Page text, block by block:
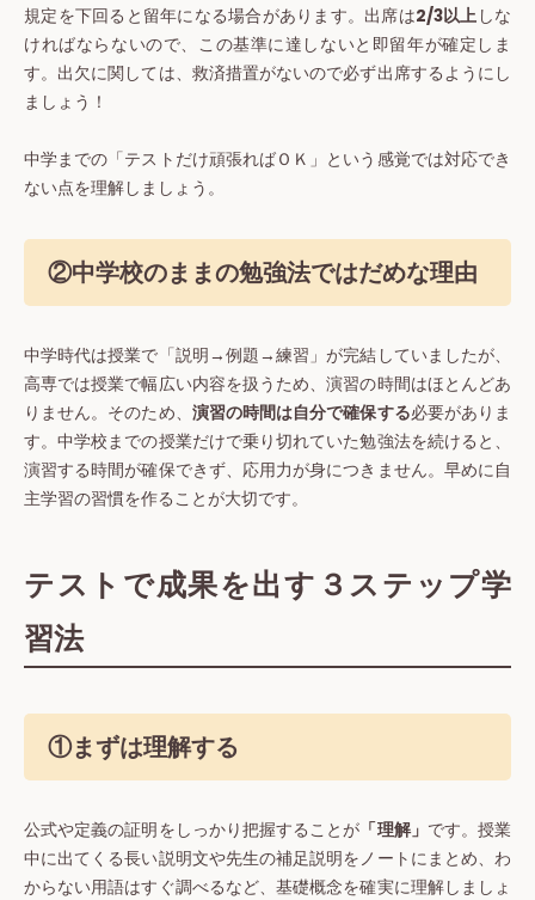
規定を下回ると留年になる場合があります。出席は2/3以上 しな
ければならないので、この基準に達しないと即留年が確定しま
す。出欠に関しては、救済措置がないので必ず出席するようにし
ましょう！
中学までの「テストだけ頑張ればＯＫ」という感覚では対応でき
ない点を理解しましょう。
②中学校のままの勉強法ではだめな理由
中学時代は授業で「説明→例題→練習」が完結していましたが、
高専では授業で幅広い内容を扱うため、演習の時間はほとんどあ
りません。そのため、 演習の時間は自分で確保する必要がありま
す。中学校までの授業だけで乗り切れていた勉強法を続けると、
演習する時間が確保できず、応用力が身につきません。早めに自
主学習の習慣を作ることが大切です。
テストで成果を出す３ステップ学
習法
①まずは理解する
公式や定義の証明をしっかり把握することが 「理解」 です。授業
中に出てくる長い説明文や先生の補足説明をノートにまとめ、わ
からない用語はすぐ調べるなど、基礎概念を確実に理解しましょ